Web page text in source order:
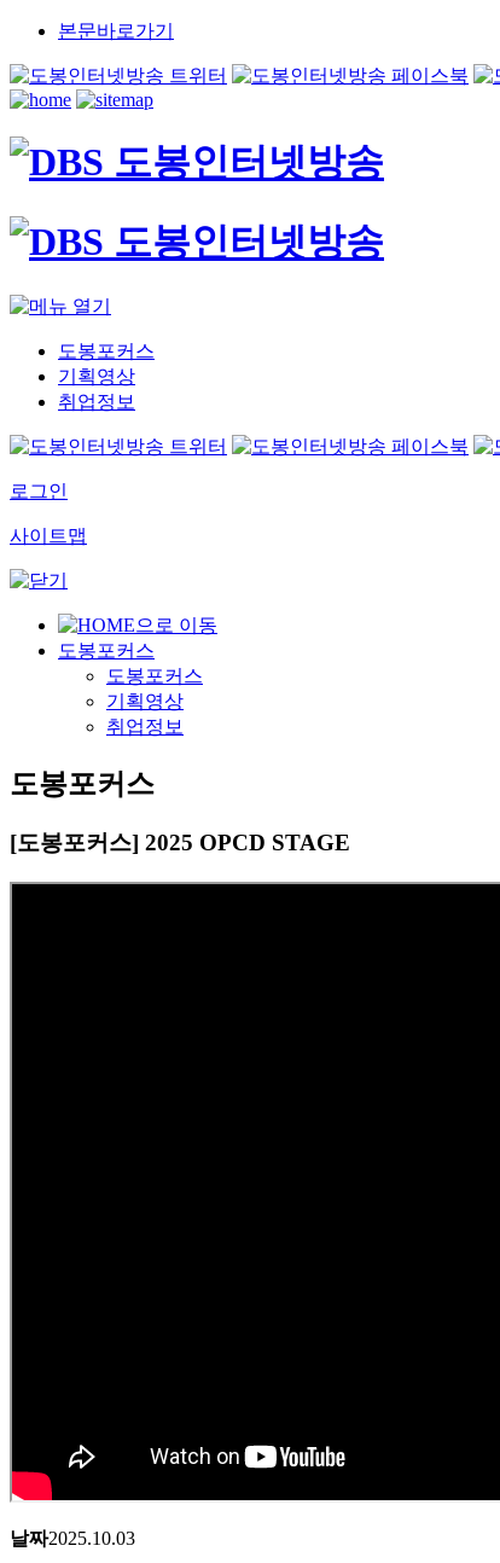
본문바로가기
도봉포커스
기획영상
취업정보
로그인
사이트맵
도봉포커스
도봉포커스
기획영상
취업정보
도봉포커스
[도봉포커스] 2025 OPCD STAGE
날짜2025.10.03